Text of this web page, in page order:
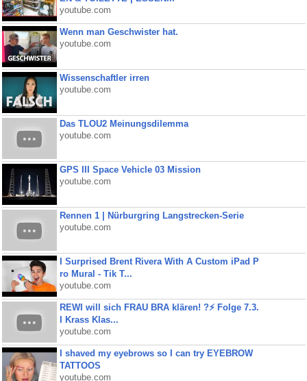
youtube.com
Wenn man Geschwister hat.
youtube.com
Wissenschaftler irren
youtube.com
Das TLOU2 Meinungsdilemma
youtube.com
GPS III Space Vehicle 03 Mission
youtube.com
Rennen 1 | Nürburgring Langstrecken-Serie
youtube.com
I Surprised Brent Rivera With A Custom iPad P
ro Mural - Tik T...
youtube.com
REWI will sich FRAU BRA klären! ?⚡️ Folge 7.3.
I Krass Klas...
youtube.com
I shaved my eyebrows so I can try EYEBROW
TATTOOS
youtube.com